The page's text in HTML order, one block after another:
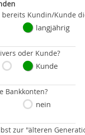
bereits Kundin/Kunde
langjährig
oder Kunde?
Kunde
Bankkonten?
nein
zur "älteren